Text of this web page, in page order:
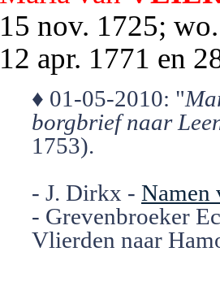
15 nov. 1725;
12 apr. 1771 en
♦ 01-05-2010: "
borgbrief naar
1753).
- J. Dirkx - Namen
- Grevenbroeker
Vlierden naar